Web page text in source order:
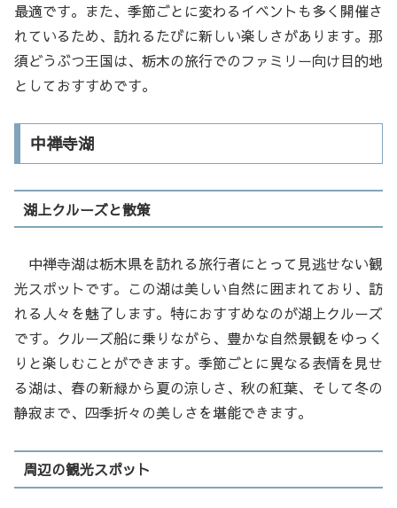
最適です。また、季節ごとに変わるイベントも多く開催さ
れているため、訪れるたびに新しい楽しさがあります。那
須どうぶつ王国は、栃木の旅行でのファミリー向け目的地
としておすすめです。
中禅寺湖
湖上クルーズと散策
中禅寺湖は栃木県を訪れる旅行者にとって見逃せない観
光スポットです。この湖は美しい自然に囲まれており、訪
れる人々を魅了します。特におすすめなのが湖上クルーズ
です。クルーズ船に乗りながら、豊かな自然景観をゆっく
りと楽しむことができます。季節ごとに異なる表情を見せ
る湖は、春の新緑から夏の涼しさ、秋の紅葉、そして冬の
静寂まで、四季折々の美しさを堪能できます。
周辺の観光スポット